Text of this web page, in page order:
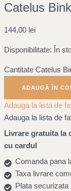
Catelus
144,00 lei
Disponibilitate: În
Cantitate Catelus
ADAUGĂ ÎN
Adauga la lista de
Adauga la lista de
Livrare gratuita la
cu cardul
Comanda pana
Taxa livrare
Plata securizata